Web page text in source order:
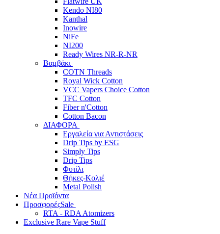
Kendo NI80
Kanthal
Inowire
NiFe
NI200
Ready Wires NR-R-NR
Βαμβάκι
COTN Threads
Royal Wick Cotton
VCC Vapers Choice Cotton
TFC Cotton
Fiber n'Cotton
Cotton Bacon
ΔΙΑΦΟΡΑ
Εργαλεία για Αντιστάσεις
Drip Tips by ESG
Simply Tips
Drip Tips
Φυτίλι
Θήκες-Κολιέ
Metal Polish
Νέα Προϊόντα
ΠροσφορέςSale
RTA - RDA Atomizers
Exclusive Rare Vape Stuff